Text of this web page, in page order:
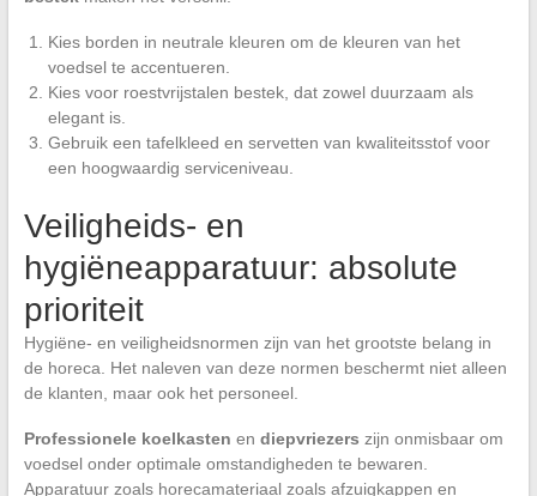
Kies borden in neutrale kleuren om de kleuren van het
voedsel te accentueren.
Kies voor roestvrijstalen bestek, dat zowel duurzaam als
elegant is.
Gebruik een tafelkleed en servetten van kwaliteitsstof voor
een hoogwaardig serviceniveau.
Veiligheids- en
hygiëneapparatuur: absolute
prioriteit
Hygiëne- en veiligheidsnormen zijn van het grootste belang in
de horeca. Het naleven van deze normen beschermt niet alleen
de klanten, maar ook het personeel.
Professionele koelkasten en diepvriezers zijn onmisbaar om
voedsel onder optimale omstandigheden te bewaren.
Apparatuur zoals horecamateriaal zoals afzuigkappen en